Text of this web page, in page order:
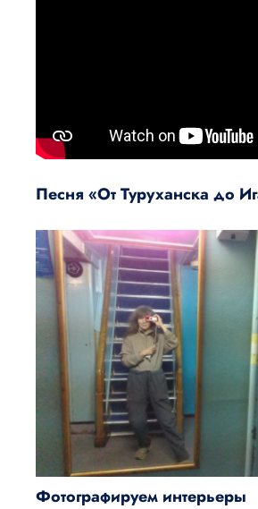
Песня «От Туруханска до
Фотографируем интерьеры